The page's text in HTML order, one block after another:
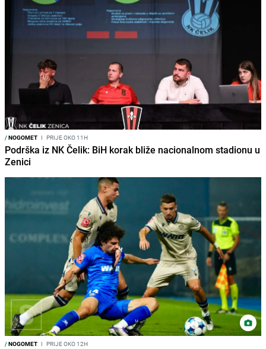
/NOGOMET I PRIJE OKO 11H
Podrška iz NK Čelik: BiH korak bliže nacionalnom stadionu u
Zenici
/NOGOMET I PRIJE OKO 12H